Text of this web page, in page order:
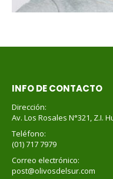
INFO DE CONTACTO
Dirección:
Av. Los Rosales N°321, Z.I.
Teléfono:
(01) 717 7979
Correo electrónico:
post@olivosdelsur.com